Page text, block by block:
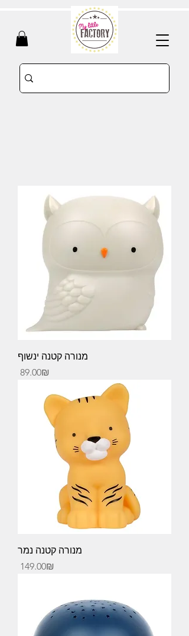
מנורה קטנה ינשוף
Price ‏89.00 ‏₪
מנורה קטנה נמר
Price
‏149.00 ‏₪